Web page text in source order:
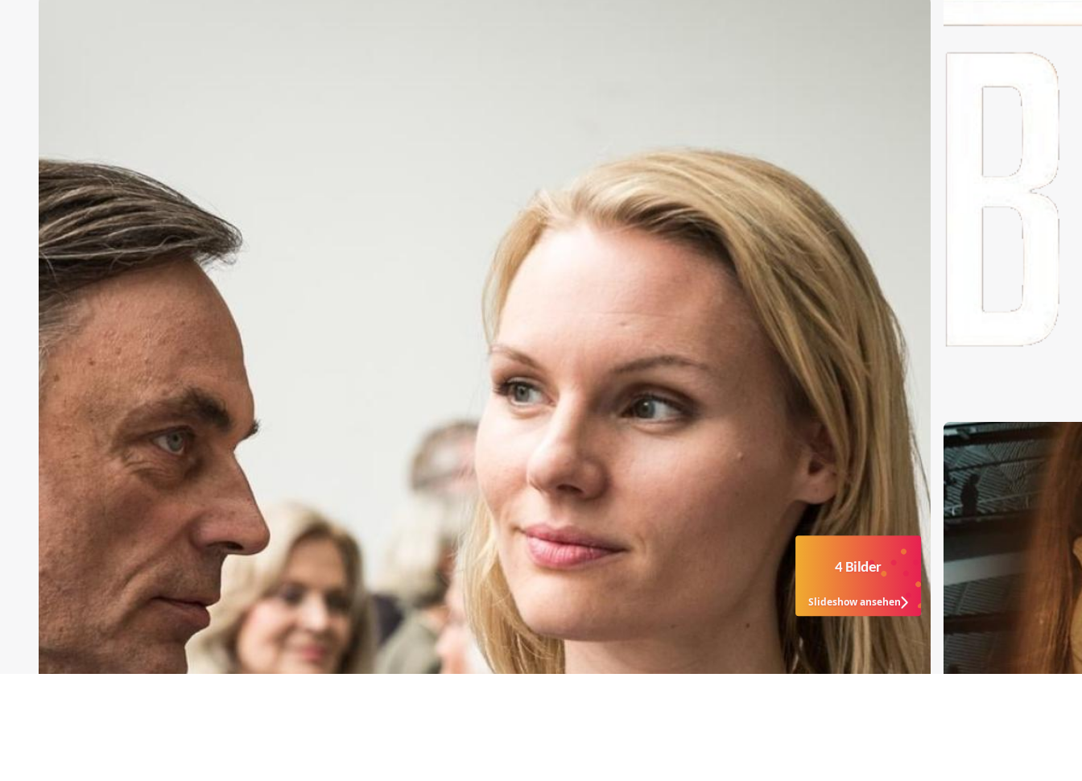
4 Bilder
Slideshow ansehen